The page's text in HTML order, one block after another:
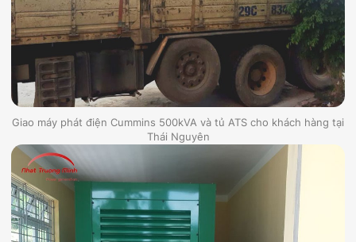
Giao máy phát điện Cummins 500kVA và tủ ATS cho khách hàng tại
Thái Nguyên